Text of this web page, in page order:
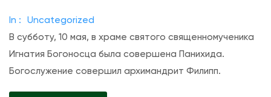
In :
Uncategorized
В субботу, 10 мая, в храме святого священномученика
Игнатия Богоносца была совершена Панихида.
Богослужение совершил архимандрит Филипп.